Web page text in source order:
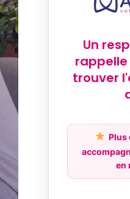
Un
rappelle
trouver
Plus
en